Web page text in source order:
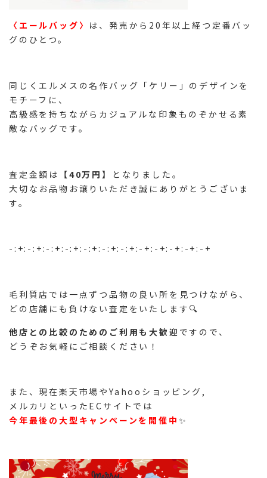
〈エールバッグ〉 は、発売から20年以上経つ定番バッ
グのひとつ。
同じくエルメスの名作バッグ「ケリー」のデザインを
モチーフに、
高級感を持ちながらカジュアルな印象ものぞかせる素
敵なバッグです。
査定金額は 【40万円】
となりました。
大切なお品物お譲りいただき誠にありがとうございま
す。
-:+:-:+:-:+:-:+:-:+:-:+:-:+:-+:-+:-+:-+:-+
毛利質店では一点ずつ品物の良い所を見つけながら、
どの店舗にも負けない査定をいたします🔍
他店との比較のためのご利用も大歓迎 ですので、
どうぞお気軽にご相談ください！
また、現在楽天市場やYahooショッピング,
メルカリといったECサイトでは
今年最後の大型キャンペーンを開催中 ✨